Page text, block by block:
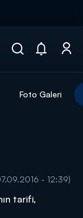
Foto Galeri
- 12:39)
tarifi,